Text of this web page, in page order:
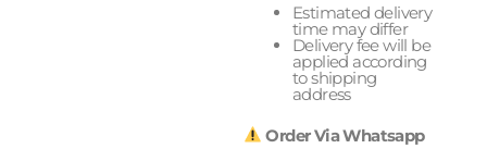
Estimated delivery
time may differ
Delivery fee will be
applied according
to shipping
address
Order Via Whatsapp